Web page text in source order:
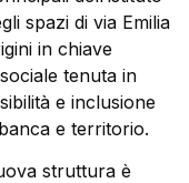
spazi di via Emilia
in chiave
tenuta in
e inclusione
e territorio.
struttura è